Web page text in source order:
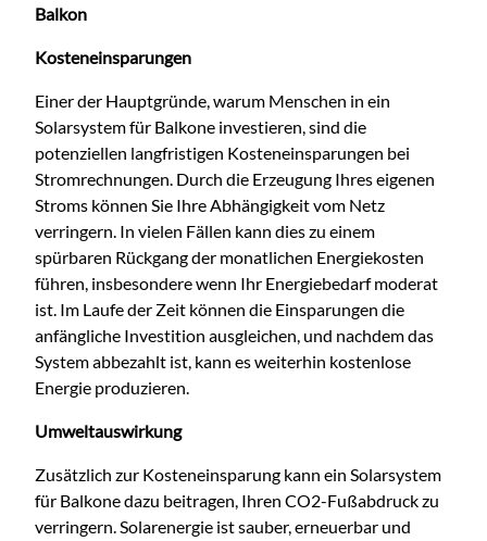
Balkon
Kosteneinsparungen
Einer der Hauptgründe, warum Menschen in ein
Solarsystem für Balkone investieren, sind die
potenziellen langfristigen Kosteneinsparungen bei
Stromrechnungen. Durch die Erzeugung Ihres eigenen
Stroms können Sie Ihre Abhängigkeit vom Netz
verringern. In vielen Fällen kann dies zu einem
spürbaren Rückgang der monatlichen Energiekosten
führen, insbesondere wenn Ihr Energiebedarf moderat
ist. Im Laufe der Zeit können die Einsparungen die
anfängliche Investition ausgleichen, und nachdem das
System abbezahlt ist, kann es weiterhin kostenlose
Energie produzieren.
Umweltauswirkung
Zusätzlich zur Kosteneinsparung kann ein Solarsystem
für Balkone dazu beitragen, Ihren CO2-Fußabdruck zu
verringern. Solarenergie ist sauber, erneuerbar und